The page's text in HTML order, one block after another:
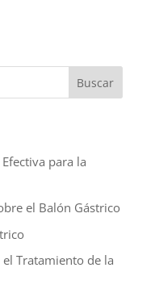
Buscar
para la
el Balón Gástrico
Tratamiento de la